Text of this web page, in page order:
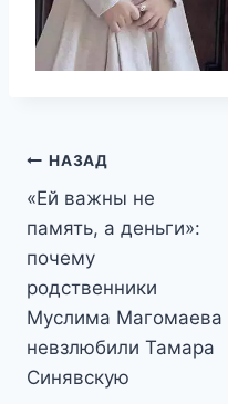
Навигация
по
записям
НАЗАД
«Ей важны не
память, а деньги»:
почему
родственники
Муслима Магомаева
невзлюбили Тамара
Синявскую